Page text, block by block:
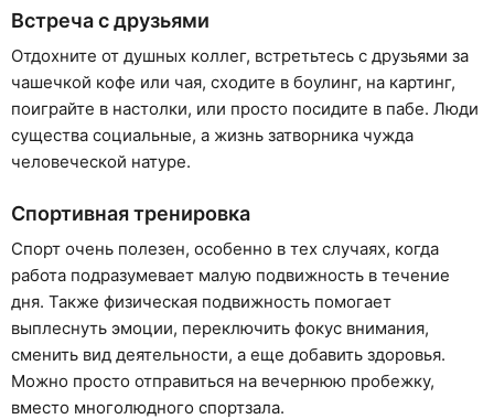
Встреча с друзьями
Отдохните от душных коллег, встретьтесь с друзьями за
чашечкой кофе или чая, сходите в боулинг, на картинг,
поиграйте в настолки, или просто посидите в пабе. Люди
существа социальные, а жизнь затворника чужда
человеческой натуре.
Спортивная тренировка
Спорт очень полезен, особенно в тех случаях, когда
работа подразумевает малую подвижность в течение
дня. Также физическая подвижность помогает
выплеснуть эмоции, переключить фокус внимания,
сменить вид деятельности, а еще добавить здоровья.
Можно просто отправиться на вечернюю пробежку,
вместо многолюдного спортзала.